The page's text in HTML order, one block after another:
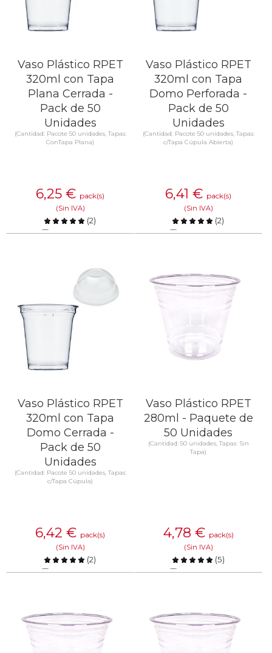
Vaso Plástico RPET
320ml con Tapa
Plana Cerrada -
Pack de 50
Unidades
(Cantidad: Pacote 50 unidades, Tapas:
ConTapa Plana)
6,25 € pack(s)
(Sin IVA)
(2)
Comparar
Vaso Plástico RPET
320ml con Tapa
Domo Perforada -
Pack de 50
Unidades
(Cantidad: Pacote 50 unidades, Tapas:
c/Tapa Cúpula Abierta)
6,41 € pack(s)
(Sin IVA)
(2)
Comparar
Vaso Plástico RPET
320ml con Tapa
Domo Cerrada -
Pack de 50
Unidades
(Cantidad: Pacote 50 unidades, Tapas:
c/Tapa Cúpula)
6,42 € pack(s)
(Sin IVA)
(2)
Comparar
Vaso Plástico RPET
280ml - Paquete de
50 Unidades
(Cantidad: 50 unidades, Tapas: Sin
Tapa)
4,78 € pack(s)
(Sin IVA)
(5)
Comparar